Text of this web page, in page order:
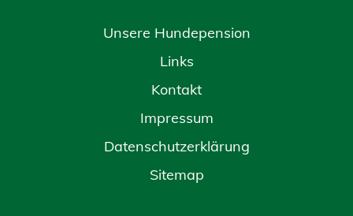
Unsere Hundepension
Links
Kontakt
Impressum
Datenschutzerklärung
Sitemap